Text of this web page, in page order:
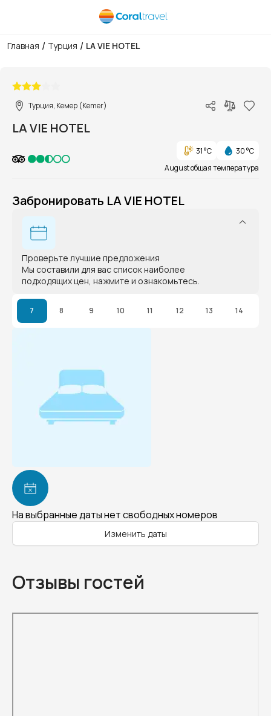
Главная / Турция / LA VIE HOTEL
Турция, Кемер (Kemer)
LA VIE HOTEL
31 °C
30 °C
August общая температура
Забронировать LA VIE HOTEL
Проверьте лучшие предложения
Мы составили для вас список наиболее
подходящих цен, нажмите и ознакомьтесь.
7 8 9 10 11 12 13 14
На выбранные даты нет свободных номеров
Изменить даты
Отзывы гостей